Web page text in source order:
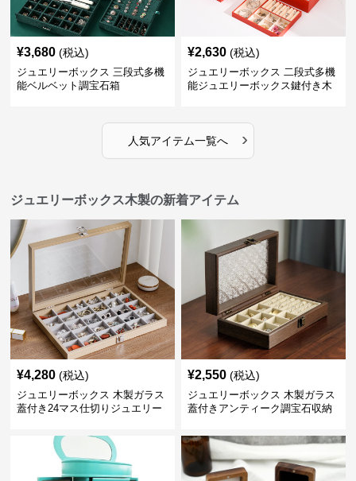
¥3,680 (税込)
ジュエリーボックス 三段式多機
能ベルベット調宝石箱
¥2,630 (税込)
ジュエリーボックス 二段式多機
能ジュエリーボックス鍵付き木
人気アイテム一覧へ ›
ジュエリーボックス木製の新着アイテム
¥4,280 (税込)
ジュエリーボックス 木製ガラス
蓋付き24マス仕切りジュエリー
¥2,550 (税込)
ジュエリーボックス 木製ガラス
蓋付きアンティーク調宝石収納